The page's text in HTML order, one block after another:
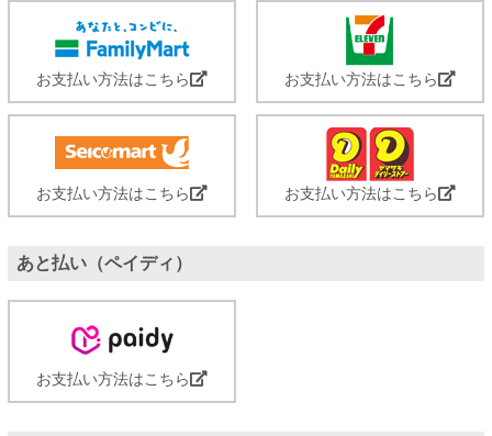
お支払い方法はこちら お支払い方法はこちら
お支払い方法はこちら お支払い方法はこちら
あと払い（ペイディ）
お支払い方法はこちら